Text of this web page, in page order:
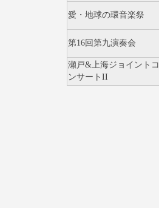
愛・地球の環音楽祭
第16回第九演奏会
瀬戸&上海ジョイントコ
ンサートII